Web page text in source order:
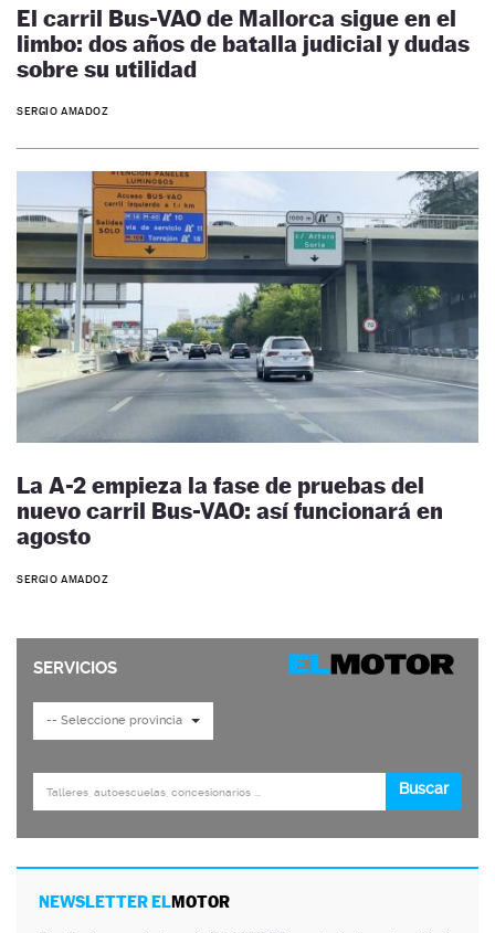
El carril Bus-VAO de Mallorca sigue en el
limbo: dos años de batalla judicial y dudas
sobre su utilidad
SERGIO AMADOZ
La A-2 empieza la fase de pruebas del
nuevo carril Bus-VAO: así funcionará en
agosto
SERGIO AMADOZ
NEWSLETTER ELMOTOR